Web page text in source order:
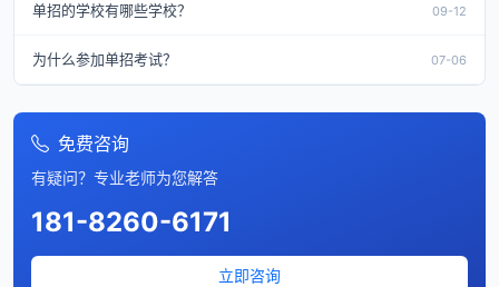
单招的学校有哪些学校？ 09-12
为什么参加单招考试？ 07-06
免费咨询
有疑问？专业老师为您解答
181-8260-6171
立即咨询